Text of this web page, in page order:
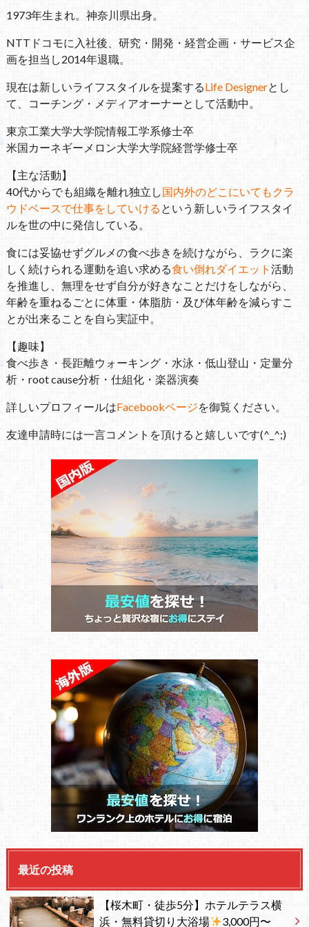
1973年生まれ。神奈川県出身。
NTTドコモに入社後、研究・開発・経営企画・サービス企
画を担当し2014年退職。
現在は新しいライフスタイルを提案するLife Designerとし
て、コーチング・メディアオーナーとして活動中。
東京工業大学大学院情報工学系修士卒
米国カーネギーメロン大学大学院経営学修士卒
【主な活動】
40代からでも組織を離れ独立し国内外のどこにいてもクラ
ウドベースで仕事をしていける という新しいライフスタイ
ルを世の中に発信している。
食には妥協せずグルメの食べ歩きを続けながら、ラクに楽
しく続けられる運動を追い求める食い倒れダイエット 活動
を推進し、無理をせず自分が好きなことだけをしながら、
年齢を重ねるごとに体重・体脂肪・及び体年齢を減らすこ
とが出来ることを自ら実証中。
【趣味】
食べ歩き・長距離ウォーキング・水泳・低山登山・定量分
析・root cause分析・仕組化・楽器演奏
詳しいプロフィールはFacebookページを御覧ください。
友達申請時には一言コメントを頂けると嬉しいです(^_^;)
最近の投稿
【桜木町・徒歩5分】ホテルテラス横
浜・無料貸切り大浴場
3,000円〜